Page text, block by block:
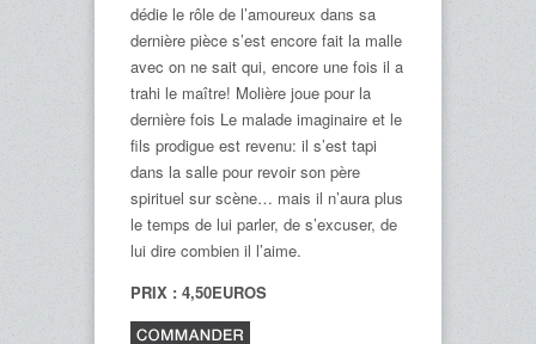
dédie le rôle de l’amoureux dans sa
dernière pièce s’est encore fait la malle
avec on ne sait qui, encore une fois il a
trahi le maître! Molière joue pour la
dernière fois Le malade imaginaire et le
fils prodigue est revenu: il s’est tapi
dans la salle pour revoir son père
spirituel sur scène… mais il n’aura plus
le temps de lui parler, de s’excuser, de
lui dire combien il l’aime.
PRIX : 4,50EUROS